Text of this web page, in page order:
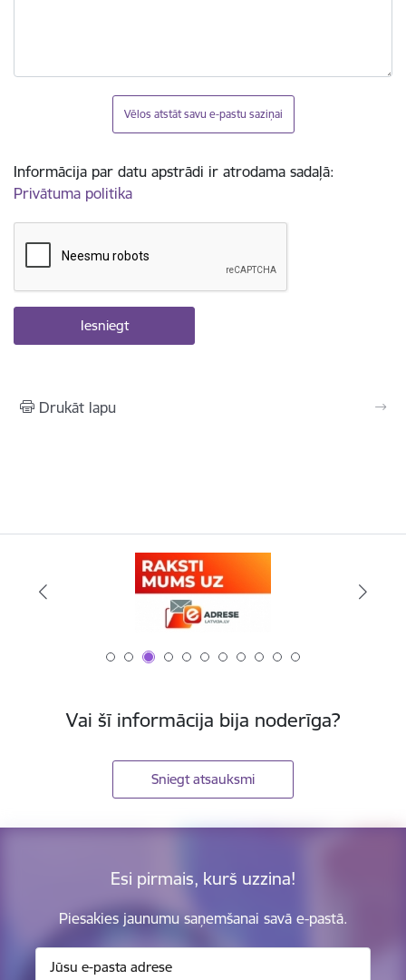
Vēlos atstāt savu e-pastu saziņai
Informācija par datu apstrādi ir atrodama sadaļā:
Privātuma politika
Drukāt lapu
Vai šī informācija bija noderīga?
Sniegt atsauksmi
Esi pirmais, kurš uzzina!
Piesakies jaunumu saņemšanai savā e-pastā.